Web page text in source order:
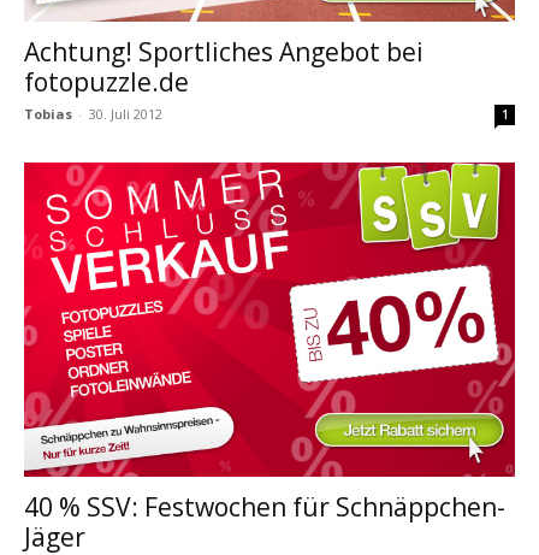
Achtung! Sportliches Angebot bei
fotopuzzle.de
Tobias - 30. Juli 2012 1
40 % SSV: Festwochen für Schnäppchen-
Jäger